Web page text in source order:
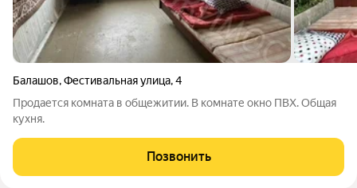
Балашов,Фестивальная улица,4
Продается комната в общежитии. В комнате окно ПВХ. Общая
кухня.
Позвонить